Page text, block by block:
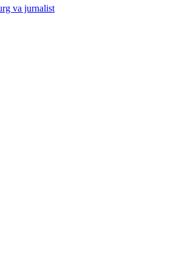
va jurnalist